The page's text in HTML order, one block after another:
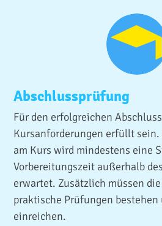
Abschlussprüfung
Für den erfolgreichen
Kursanforderungen erfüllt sein.
am Kurs wird mindestens eine
Vorbereitungszeit außerhalb
erwartet. Zusätzlich müssen
praktische Prüfungen bestehen
einreichen.